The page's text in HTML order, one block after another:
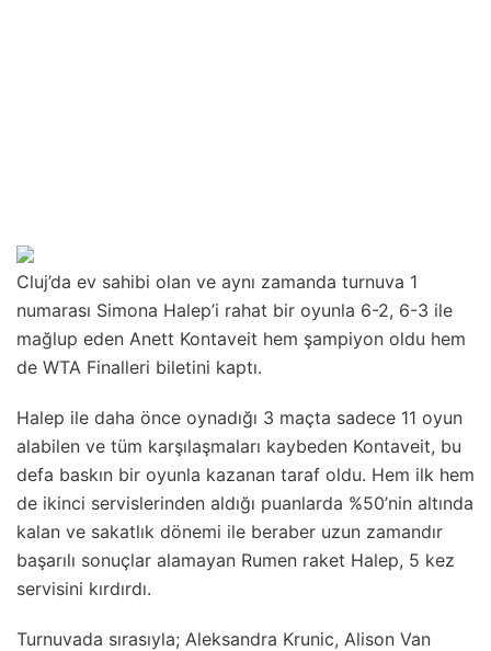
Cluj’da ev sahibi olan ve aynı zamanda turnuva 1
numarası Simona Halep’i rahat bir oyunla 6-2, 6-3 ile
mağlup eden Anett Kontaveit hem şampiyon oldu hem
de WTA Finalleri biletini kaptı.
Halep ile daha önce oynadığı 3 maçta sadece 11 oyun
alabilen ve tüm karşılaşmaları kaybeden Kontaveit, bu
defa baskın bir oyunla kazanan taraf oldu. Hem ilk hem
de ikinci servislerinden aldığı puanlarda %50’nin altında
kalan ve sakatlık dönemi ile beraber uzun zamandır
başarılı sonuçlar alamayan Rumen raket Halep, 5 kez
servisini kırdırdı.
Turnuvada sırasıyla; Aleksandra Krunic, Alison Van